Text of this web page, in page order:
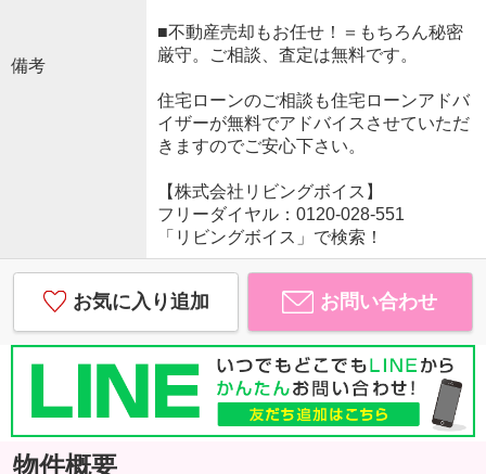
備考
■不動産売却もお任せ！＝もちろん秘密
厳守。ご相談、査定は無料です。
住宅ローンのご相談も住宅ローンアドバ
イザーが無料でアドバイスさせていただ
きますのでご安心下さい。
【株式会社リビングボイス】
フリーダイヤル：0120-028-551
「リビングボイス」で検索！
お気に入り追加 お問い合わせ
物件概要